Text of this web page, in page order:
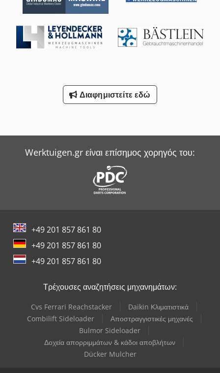
Διαφημιστείτε εδώ
Werktuigen.gr είναι επίσημος χορηγός του:
+49 201 857 861 80
+49 201 857 861 80
+49 201 857 861 80
Τρέχουσες αναζητήσεις μηχανημάτων:
Cvs Ferrari Reachstacker
Daikin Κλιματιστικά
Combilift Sideloader
Αποστραγγιστικές μηχανές
Bulmor Sideloader
Δοχεία απορριμμάτων & κάδοι αποβλήτων
Dücker Mulcher